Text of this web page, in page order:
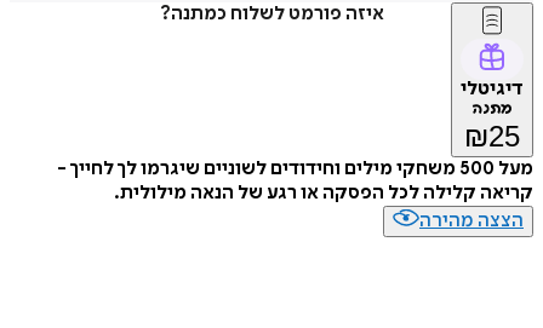
איזה פורמט לשלוח כמתנה?
דיגיטלי
מתנה
₪25
מעל 500 משחקי מילים וחידודים לשוניים שיגרמו לך לחייך -
קריאה קלילה לכל הפסקה או רגע של הנאה מילולית.
הצצה מהירה